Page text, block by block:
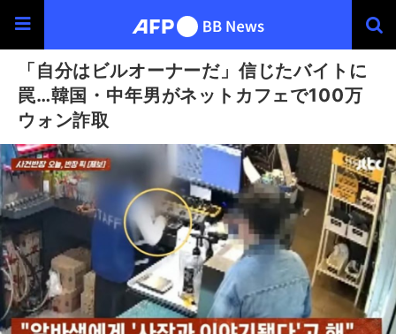
「自分はビルオーナーだ」信じたバイトに
罠…韓国・中年男がネットカフェで100万
ウォン詐取